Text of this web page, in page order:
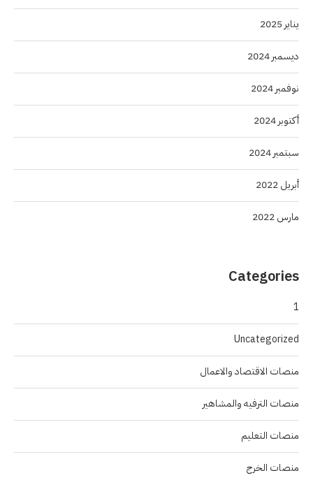
يناير 2025
ديسمبر 2024
نوفمبر 2024
أكتوبر 2024
سبتمبر 2024
أبريل 2022
مارس 2022
Categories
1
Uncategorized
منصات الاقتصاد والاعمال
منصات الترفيه والمشاهير
منصات التعليم
منصات الخرج